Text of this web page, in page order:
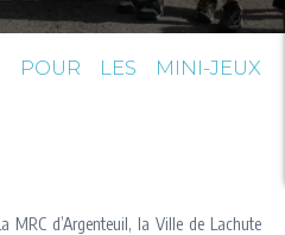
POUR LES MINI-JEUX
MRC d’Argenteuil, la Ville de Lachute